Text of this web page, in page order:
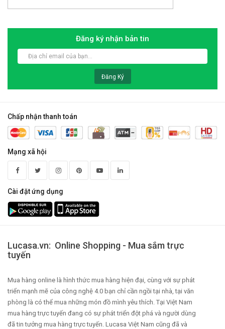
Đăng ký nhận bản tin
Đăng Ký
Chấp nhận thanh toán
Mạng xã hội
Cài đặt ứng dụng
Lucasa.vn: Online Shopping - Mua sắm trực
tuyến
Mua hàng online là hình thức mua hàng hiện đại, cùng với sự phát
triển mạnh mẽ của công nghệ 4.0 bạn chỉ cần ngồi tại nhà, tại văn
phòng là có thể mua những món đồ mình yêu thích. Tại Việt Nam
mua hàng trực tuyến đang có sự phát triển đột phá và người dùng
đã tin tưởng mua hàng trực tuyến. Lucasa Việt Nam cũng đã và